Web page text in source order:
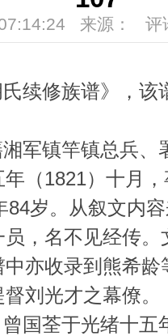
来源： 评
续修族谱》，该
军镇竿镇总兵、
（1821）十月
84岁。从叙文内
，名不见经传
中亦收录到熊希
刘光才之幕僚。
国荃于光绪十五